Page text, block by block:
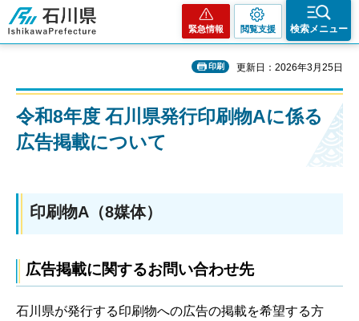
石川県
緊急情報 閲覧支援 検索メニュー
印刷 更新日：2026年3月25日
令和8年度 石川県発行印刷物Aに係る
広告掲載について
印刷物A（8媒体）
広告掲載に関するお問い合わせ先
石川県が発行する印刷物への広告の掲載を希望する方